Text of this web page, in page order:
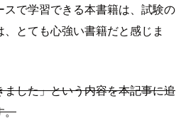
で学習できる本書籍は、試験の
とても心強い書籍だと感じま
した」という内容を本記事に追
。